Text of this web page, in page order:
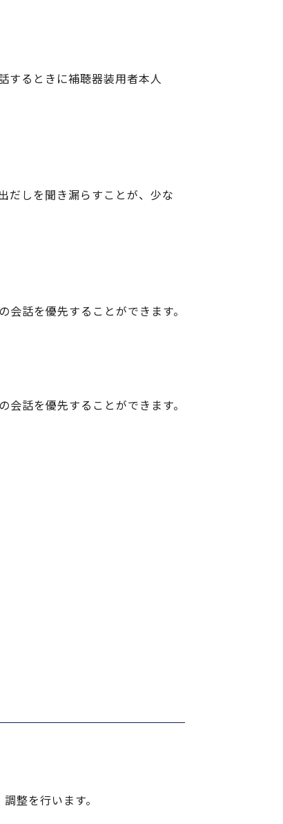
するときに補聴器装用者本人
だしを聞き漏らすことが、少な
話を優先することができます。
話を優先することができます。
整を行います。